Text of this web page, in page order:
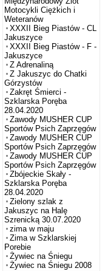
Motocykli Ciężkich i
Weteranów
XXXII Bieg Piastów - CL
Jakuszyce
XXXII Bieg Piastów - F -
Jakuszyce
Z Adrenaliną
Z Jakuszyc do Chatki
Górzystów
Zakręt Śmierci -
Szklarska Poręba
28.04.2020
Zawody MUSHER CUP
Sportów Psich Zaprzęgów
Zawody MUSHER CUP
Sportów Psich Zaprzęgów
Zawody MUSHER CUP
Sportów Psich Zaprzęgów
Zbójeckie Skały -
Szklarska Poręba
28.04.2020
Zielony szlak z
Jakuszyc na Halę
Szrenicką 30.07.2020
zima w maju
Zima w Szklarskiej
Porebie
Żywiec na Śniegu
Żywiec na Śniegu 2008